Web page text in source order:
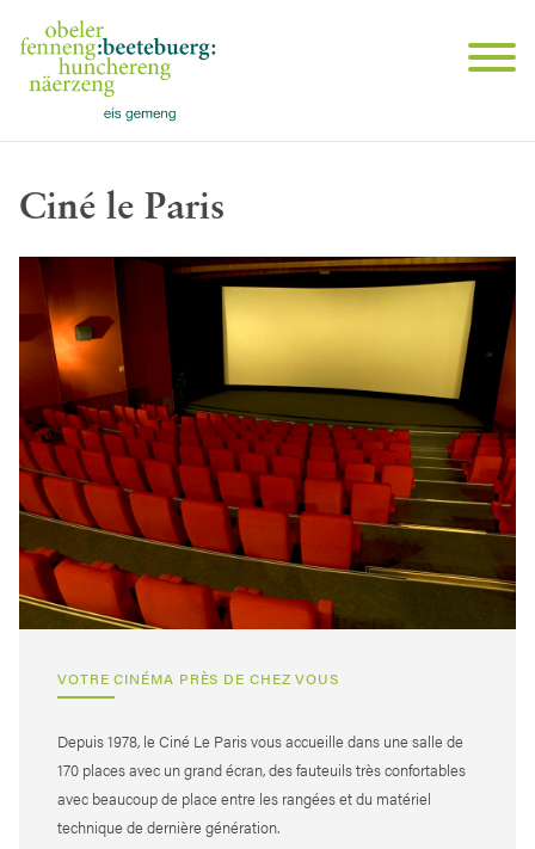
Ciné le Paris
VOTRE CINÉMA PRÈS DE CHEZ VOUS
Depuis 1978, le Ciné Le Paris vous accueille dans une salle de
170 places avec un grand écran, des fauteuils très confortables
avec beaucoup de place entre les rangées et du matériel
technique de dernière génération.